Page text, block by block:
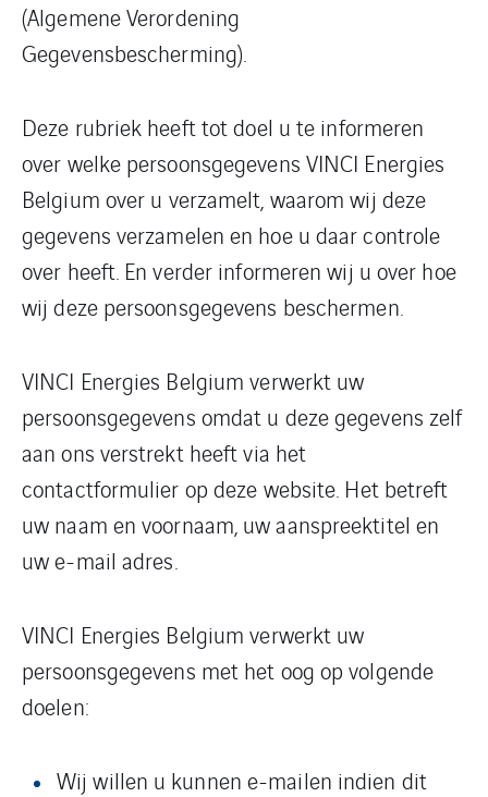
(Algemene Verordening
Gegevensbescherming).
Deze rubriek heeft tot doel u te informeren
over welke persoonsgegevens VINCI Energies
Belgium over u verzamelt, waarom wij deze
gegevens verzamelen en hoe u daar controle
over heeft. En verder informeren wij u over hoe
wij deze persoonsgegevens beschermen.
VINCI Energies Belgium verwerkt uw
persoonsgegevens omdat u deze gegevens zelf
aan ons verstrekt heeft via het
contactformulier op deze website. Het betreft
uw naam en voornaam, uw aanspreektitel en
uw e-mail adres.
VINCI Energies Belgium verwerkt uw
persoonsgegevens met het oog op volgende
doelen:
Wij willen u kunnen e-mailen indien dit